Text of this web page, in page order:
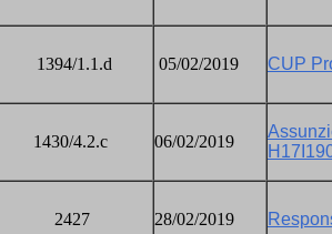
1394/1.1.d 05/02/2019 CUP
1430/4.2.c 06/02/2019
2427 28/02/2019